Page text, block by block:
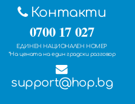
поръчаните
в някой от петте ни
Контакти
0700 17 027
ЕДИНЕН НАЦИОНАЛЕН НОМЕР
*На цената на един градски разговор
support@hop.bg